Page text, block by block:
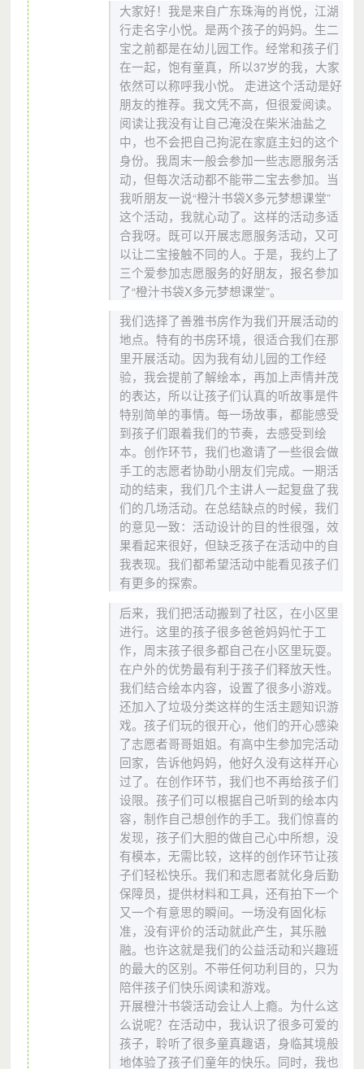
大家好！我是来自广东珠海的肖悦，江湖
行走名字小悦。是两个孩子的妈妈。生二
宝之前都是在幼儿园工作。经常和孩子们
在一起，饱有童真，所以37岁的我，大家
依然可以称呼我小悦。
走进这个活动是好
朋友的推荐。 我文凭不高，但很爱阅读。
阅读让我没有让自己淹没在柴米油盐之
中，也不会把自己拘泥在家庭主妇的这个
身份。我周末一般会参加一些志愿服务活
动，但每次活动都不能带二宝去参加。当
我听朋友一说“橙汁书袋X多元梦想课堂”
这个活动，我就心动了。这样的活动多适
合我呀。既可以开展志愿服务活动，又可
以让二宝接触不同的人。于是，我约上了
三个爱参加志愿服务的好朋友，报名参加
了“橙汁书袋X多元梦想课堂”。
我们选择了善雅书房作为我们开展活动的
地点。特有的书房环境，很适合我们在那
里开展活动。因为我有幼儿园的工作经
验，我会提前了解绘本，再加上声情并茂
的表达，所以让孩子们认真的听故事是件
特别简单的事情。每一场故事，都能感受
到孩子们跟着我们的节奏，去感受到绘
本。创作环节，我们也邀请了一些很会做
手工的志愿者协助小朋友们完成。一期活
动的结束，我们几个主讲人一起复盘了我
们的几场活动。在总结缺点的时候，我们
的意见一致：活动设计的目的性很强，效
果看起来很好，但缺乏孩子在活动中的自
我表现。我们都希望活动中能看见孩子们
有更多的探索。
后来，我们把活动搬到了社区，在小区里
进行。这里的孩子很多爸爸妈妈忙于工
作，周末孩子很多都自己在小区里玩耍。
在户外的优势最有利于孩子们释放天性。
我们结合绘本内容，设置了很多小游戏。
还加入了垃圾分类这样的生活主题知识游
戏。孩子们玩的很开心，他们的开心感染
了志愿者哥哥姐姐。有高中生参加完活动
回家，告诉他妈妈，他好久没有这样开心
过了。在创作环节，我们也不再给孩子们
设限。孩子们可以根据自己听到的绘本内
容，制作自己想创作的手工。我们惊喜的
发现，孩子们大胆的做自己心中所想，没
有模本，无需比较，这样的创作环节让孩
子们轻松快乐。我们和志愿者就化身后勤
保障员，提供材料和工具，还有拍下一个
又一个有意思的瞬间。一场没有固化标
准，没有评价的活动就此产生，其乐融
融。也许这就是我们的公益活动和兴趣班
的最大的区别。不带任何功利目的，只为
陪伴孩子们快乐阅读和游戏。
开展橙汁书袋活动会让人上瘾。为什么这
么说呢？在活动中，我认识了很多可爱的
孩子，聆听了很多童真趣语，身临其境般
地体验了孩子们童年的快乐。同时，我也